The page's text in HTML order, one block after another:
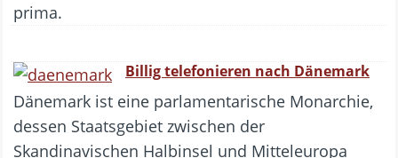
prima.
Billig telefonieren nach Dänemark
Dänemark ist eine parlamentarische Monarchie,
dessen Staatsgebiet zwischen der
Skandinavischen Halbinsel und Mitteleuropa